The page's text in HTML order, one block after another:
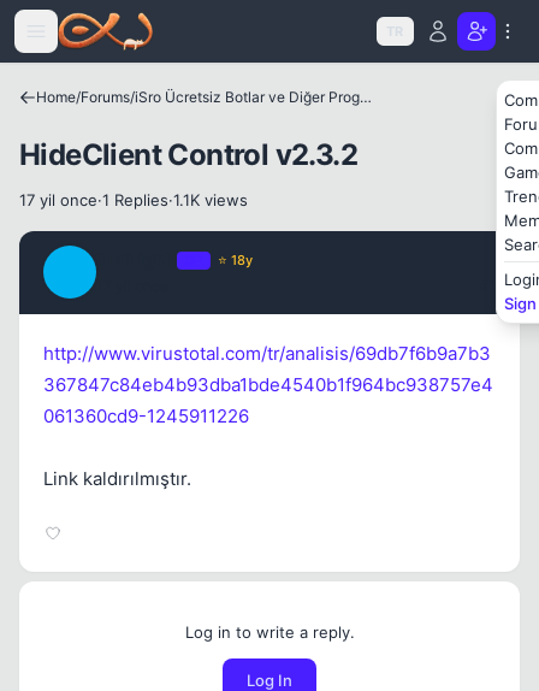
Icerige atla
TR
Home/Forums/ iSro Ücretsiz Botlar ve Diğer Programlar
HideClient Control v2.3.2
17 yil once·1 Replies·1.1K views
⭐ 18y
http://www.virustotal.com/tr/analisis/69db7f6b9a7b3
367847c84eb4b93dba1bde4540b1f964bc938757e4
061360cd9-1245911226
Link kaldırılmıştır.
Log in to write a reply.
Log In